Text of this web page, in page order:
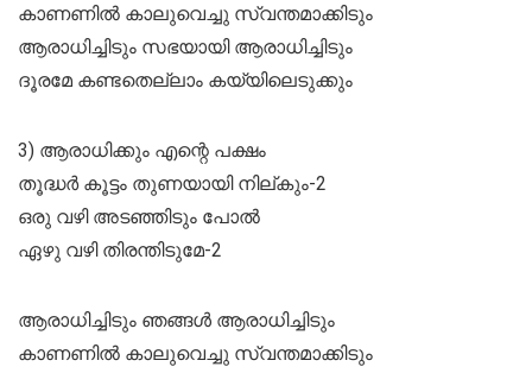
കാണണിൽ കാലുവെച്ചു സ്വന്തമാക്കിടും
ആരാധിച്ചിടും സഭയായി ആരാധിച്ചിടും
ദൂരമേ കണ്ടതെല്ലാം കയ്യിലെടുക്കും
3) ആരാധിക്കും എന്റെ പക്ഷം
തൂദ്ധർ കൂട്ടം തുണയായി നില്കും-2
ഒരു വഴി അടഞ്ഞിടും പോൽ
ഏഴു വഴി തിരന്തിടുമേ-2
ആരാധിച്ചിടും ഞങ്ങൾ ആരാധിച്ചിടും
കാണണിൽ കാലുവെച്ചു സ്വന്തമാക്കിടും